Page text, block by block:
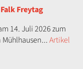
Falk Freytag
14. Juli 2026 zum
Artikel